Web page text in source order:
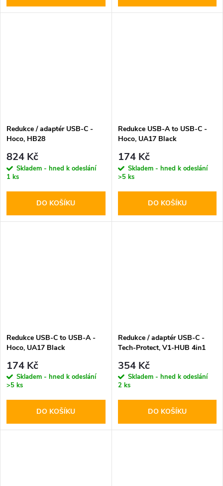
Redukce / adaptér USB-C -
Hoco, HB28
824 Kč
Skladem - hned k odeslání
1 ks
DO KOŠÍKU
Redukce USB-A to USB-C -
Hoco, UA17 Black
174 Kč
Skladem - hned k odeslání
>5 ks
DO KOŠÍKU
Redukce USB-C to USB-A -
Hoco, UA17 Black
174 Kč
Skladem - hned k odeslání
>5 ks
DO KOŠÍKU
Redukce / adaptér USB-C -
Tech-Protect, V1-HUB 4in1
354 Kč
Skladem - hned k odeslání
2 ks
DO KOŠÍKU